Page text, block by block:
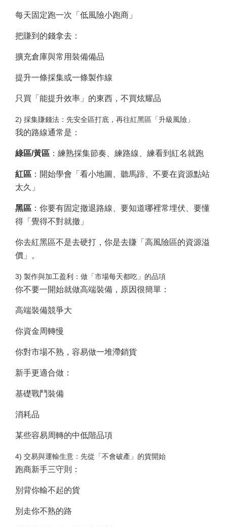
每天固定跑一次「低風險小跑商」
把賺到的錢拿去：
擴充倉庫與常用裝備備品
提升一條採集或一條製作線
只買「能提升效率」的東西，不買炫耀品
2) 採集賺錢法：先安全區打底，再往紅黑區「升級風險」
我的路線通常是：
綠區/黃區 ：練熟採集節奏、練路線、練看到紅名就跑
紅區 ：開始學會「看小地圖、聽馬蹄、不要在資源點站
太久」
黑區 ：你要有固定撤退路線、要知道哪裡常埋伏、要懂
得「覺得不對就撤」
你去紅黑區不是去硬打，你是去賺「高風險區的資源溢
價」。
3) 製作與加工盈利：做「市場每天都吃」的品項
你不要一開始就做高端裝備，原因很簡單：
高端裝備競爭大
你資金周轉慢
你對市場不熟，容易做一堆滯銷貨
新手更適合做：
基礎戰鬥裝備
消耗品
某些容易周轉的中低階品項
4) 交易與運輸生意：先從「不會破產」的貨開始
跑商新手三守則：
別背你輸不起的貨
別走你不熟的路